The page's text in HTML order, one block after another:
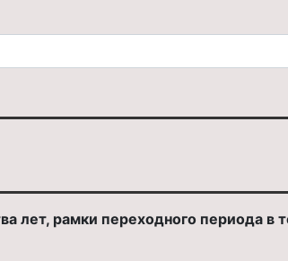
лет, рамки переходного периода в